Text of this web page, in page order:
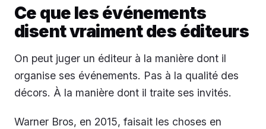
Ce que les événements
disent vraiment des éditeurs
On peut juger un éditeur à la manière dont il
organise ses événements. Pas à la qualité des
décors. À la manière dont il traite ses invités.
Warner Bros, en 2015, faisait les choses en